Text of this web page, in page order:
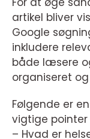
artikel bliver
Google
inkludere
både læsere
organiseret
Følgende er
vigtige pointer
– Hvad er